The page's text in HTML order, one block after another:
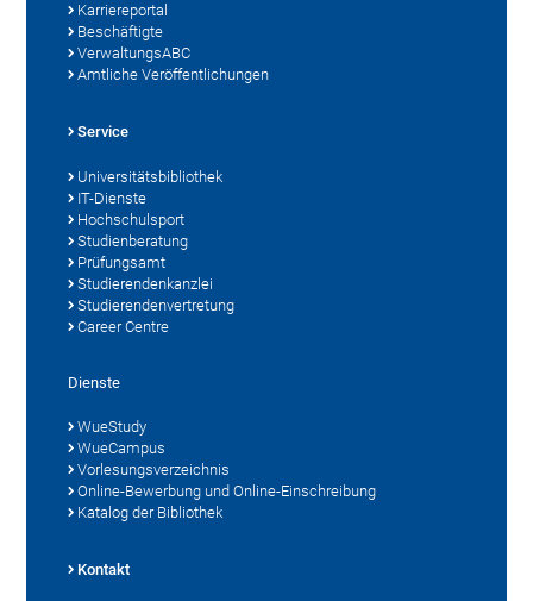
Karriereportal
Beschäftigte
VerwaltungsABC
Amtliche Veröffentlichungen
Service
Universitätsbibliothek
IT-Dienste
Hochschulsport
Studienberatung
Prüfungsamt
Studierendenkanzlei
Studierendenvertretung
Career Centre
Dienste
WueStudy
WueCampus
Vorlesungsverzeichnis
Online-Bewerbung und Online-Einschreibung
Katalog der Bibliothek
Kontakt